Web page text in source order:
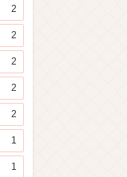
2
2
2
2
2
1
1